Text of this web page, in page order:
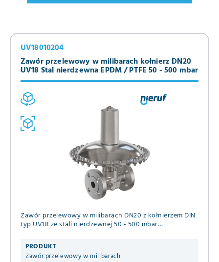
Zawór przelewowy w milibarach kołnierz DN20
UV18 Stal nierdzewna EPDM / PTFE 50 - 500 mbar
UV18010204
Zawór przelewowy w milibarach DN20 z kołnierzem DIN
typ UV18 ze stali nierdzewnej 50 - 500 mbar
mediów
PRODUKT
Zawór przelewowy w milibarach